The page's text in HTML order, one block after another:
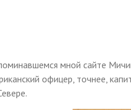
мной сайте
офицер, точнее,